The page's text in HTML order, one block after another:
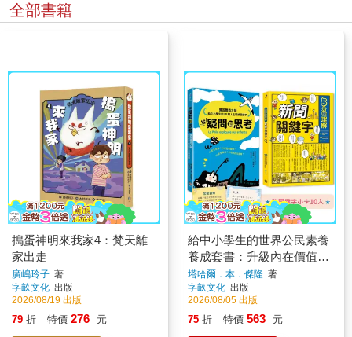
全部書籍
搗蛋神明來我家4：梵天離
家出走
廣嶋玲子 著
字畝文化 出版
2026/08/19 出版
79 折 特價 276 元
給中小學生的世界公民素養
養成套書：升級內在價值、
外在視野的關鍵字（共二
冊）(限量贈關鍵字小卡10
入)
塔哈爾．本．傑隆 著
字畝文化 出版
2026/08/05 出版
75 折 特價 563 元